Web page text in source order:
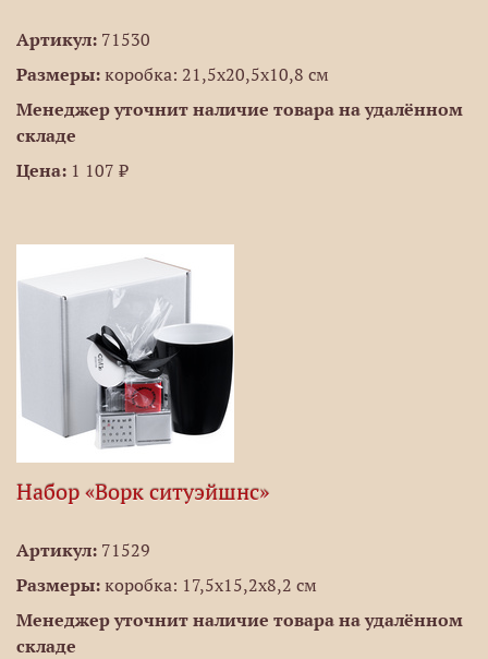
Артикул: 71530
Размеры: коробка: 21,5х20,5х10,8 см
Менеджер уточнит наличие товара на удалённом
складе
Цена: 1 107 ₽
Набор «Ворк ситуэйшнс»
Артикул: 71529
Размеры: коробка: 17,5х15,2х8,2 см
Менеджер уточнит наличие товара на удалённом
складе